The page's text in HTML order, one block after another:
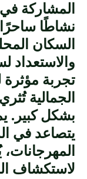
المشاركة
نشاطًا
السكان
والاستعداد
تجربة مؤثرة
الجمالية
بشكل كبير.
يتصاعد في
المهرجانات،
لاستكشاف